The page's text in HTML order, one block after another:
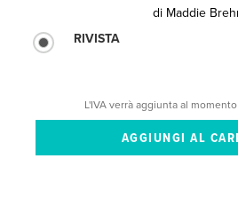
di Maddie
RIVISTA
L'IVA verrà aggiunta al